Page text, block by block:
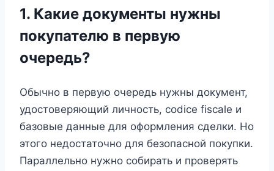
1. Какие документы нужны
покупателю в первую
очередь?
Обычно в первую очередь нужны документ,
удостоверяющий личность, codice fiscale и
базовые данные для оформления сделки. Но
этого недостаточно для безопасной покупки.
Параллельно нужно собирать и проверять